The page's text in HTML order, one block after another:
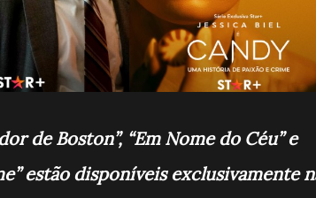
de Boston”, “Em Nome do Céu” e
estão disponíveis exclusivamente